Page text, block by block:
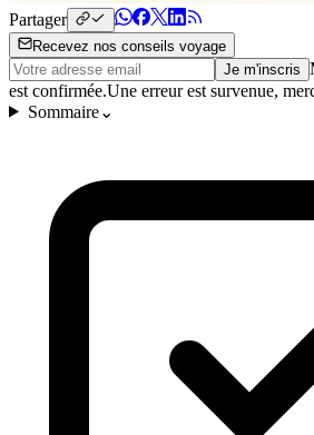
Partager
Recevez nos conseils voyage
Je m'inscris
est confirmée.Une erreur est survenue,
Sommaire⌄